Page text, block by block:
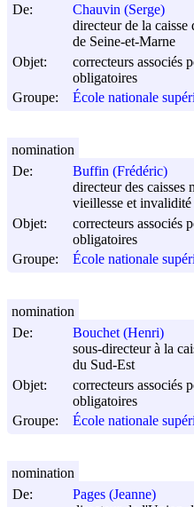
De:
Chauvin (Serge)
directeur de la caisse
de Seine-et-Marne
Objet:
correcteurs associés
obligatoires
Groupe:
École nationale
De:
Buffin (Frédéric)
directeur des caisses
vieillesse et invalidité
Objet:
correcteurs associés
obligatoires
Groupe:
École nationale
nomination
De:
Bouchet (Henri)
sous-directeur à la
du Sud-Est
Objet:
correcteurs associés
obligatoires
Groupe:
École nationale
nomination
De:
Pages (Jeanne)
nomination